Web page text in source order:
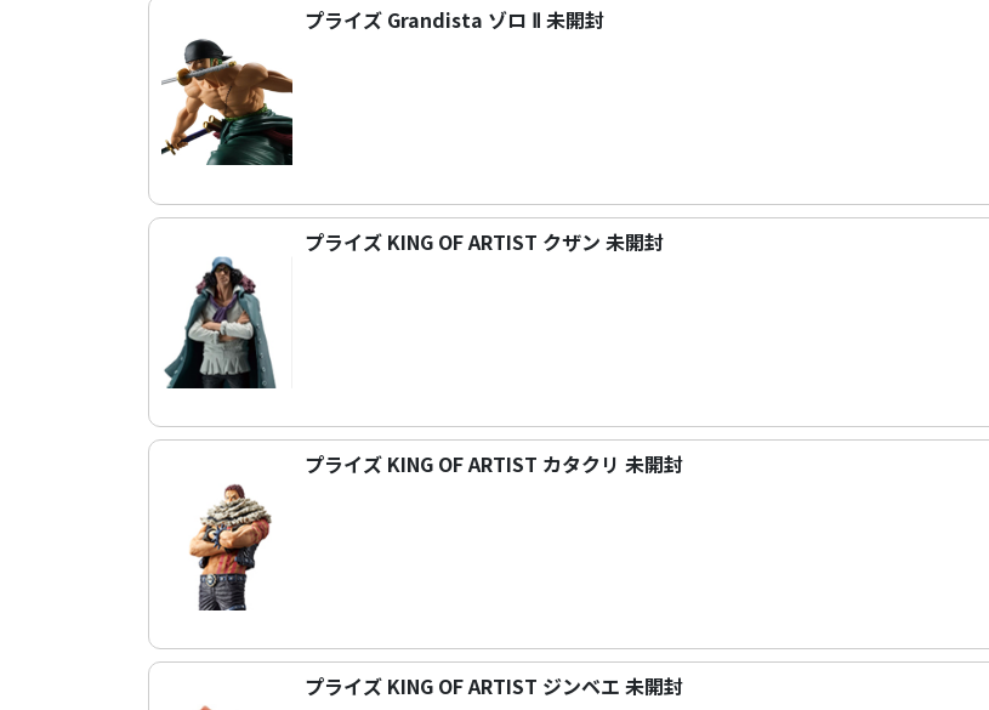
プライズ Grandista ゾロ Ⅱ 未開封
プライズ KING OF ARTIST クザン 未開封
プライズ KING OF ARTIST カタクリ 未開封
プライズ KING OF ARTIST ジンベエ 未開封